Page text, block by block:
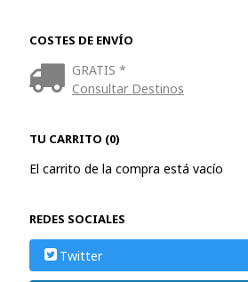
COSTES DE ENVÍO
GRATIS *
Consultar Destinos
TU CARRITO (0)
El carrito de la compra está vacío
REDES SOCIALES
Twitter